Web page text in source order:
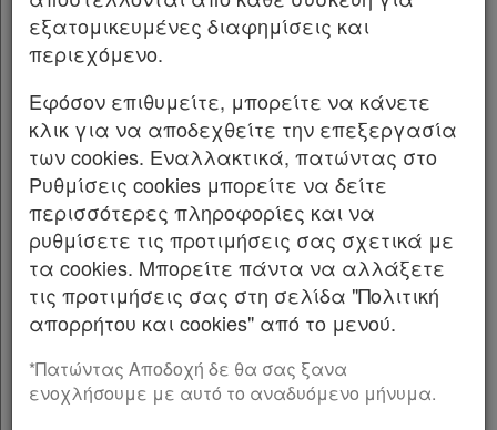
1. Τις διατάξεις:
α) Της περ. δ’ της παρ. 8 του άρθρου 6 του
ν. 4328/1929 «Περί συστάσεως Γενικού Χημείου
του Κράτους»(Α’ 272), όπως αντικαταστάθηκε
με την παρ. 6 του άρθρου 11 του ν. 2343/1995
(Α’ 211),
β) του άρθρου 4 του Διατάγματος της 31ης
Οκτωβρίου 1929 «Περί κανονισμού της
λειτουργίας και των εργασιών του Συμβουλίου
της Χημικής Υπηρεσίας» (Α’ 391),
γ) του Κεφαλαίου Α’ «Σύσταση Ανεξάρτητης
Αρχής Δημοσίων Εσόδων» του Μέρους Πρώτου
εξατομικευμένες διαφημίσεις και
περιεχόμενο.
Εφόσον επιθυμείτε, μπορείτε να κάνετε
κλικ για να αποδεχθείτε την επεξεργασία
των cookies. Εναλλακτικά, πατώντας στο
Ρυθμίσεις cookies μπορείτε να δείτε
περισσότερες πληροφορίες και να
ρυθμίσετε τις προτιμήσεις σας σχετικά με
τα cookies. Μπορείτε πάντα να αλλάξετε
τις προτιμήσεις σας στη σελίδα "Πολιτική
απορρήτου και cookies" από το μενού.
*Πατώντας Αποδοχή δε θα σας ξανα
ενοχλήσουμε με αυτό το αναδυόμενο μήνυμα.